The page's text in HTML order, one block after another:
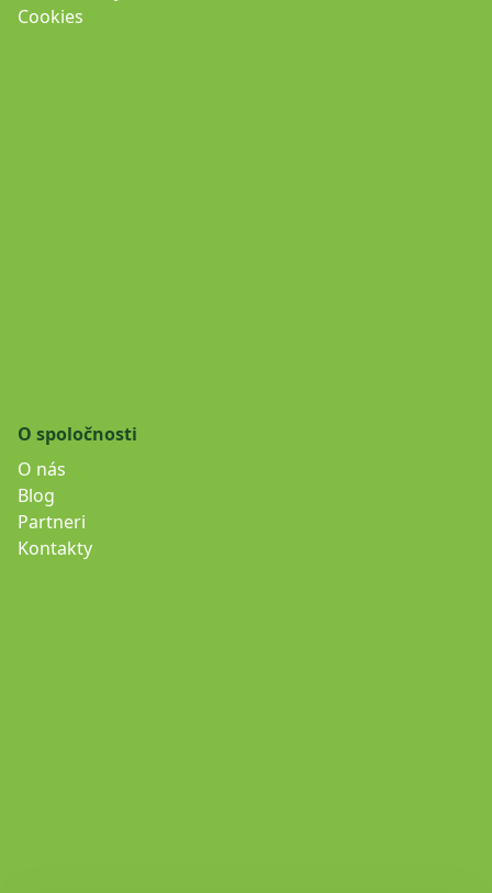
Cookies
O spoločnosti
O nás
Blog
Partneri
Kontakty